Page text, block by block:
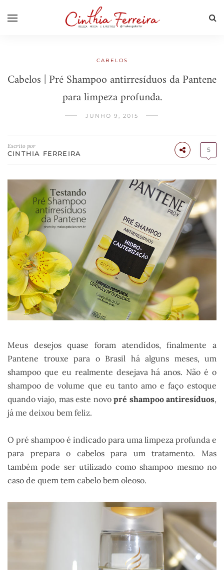
CABELOS
Cabelos | Pré Shampoo antirresíduos da Pantene
para limpeza profunda.
JUNHO 9, 2015
Escrito por
CINTHIA FERREIRA 5
Meus desejos quase foram atendidos, finalmente a
Pantene trouxe para o Brasil há alguns meses, um
shampoo que eu realmente desejava há anos. Não é o
shampoo de volume que eu tanto amo e faço estoque
quando viajo, mas este novopré shampoo antiresíduos,
já me deixou bem feliz.
O pré shampoo é indicado para uma limpeza profunda e
para prepara o cabelos para um tratamento. Mas
também pode ser utilizado como shampoo mesmo no
caso de quem tem cabelo bem oleoso.